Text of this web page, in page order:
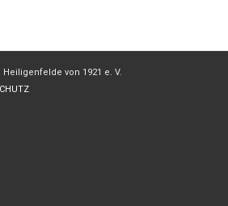
von 1921 e. V.